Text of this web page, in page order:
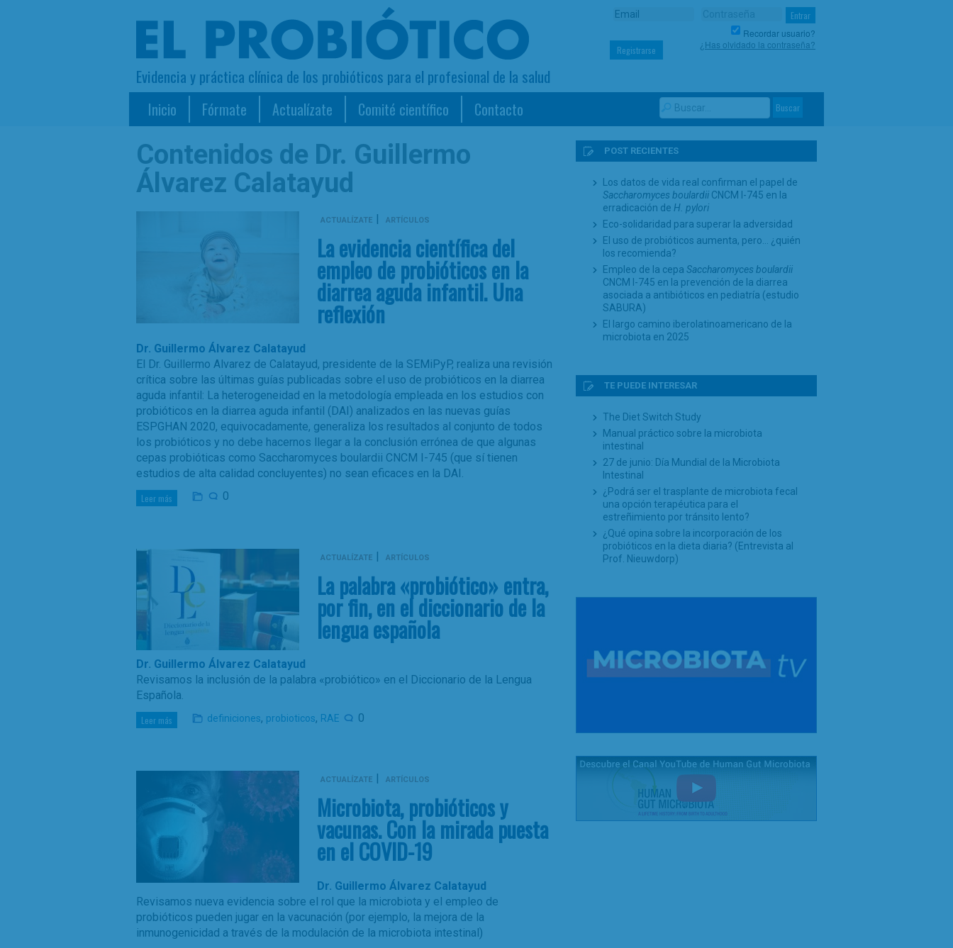
Evidencia y práctica clínica de los probióticos para el profesional de la salud
Recordar usuario?
Registrarse
¿Has olvidado la contraseña?
Inicio Fórmate Actualízate Comité científico Contacto
Contenidos de Dr. Guillermo
Álvarez Calatayud
ACTUALÍZATE | ARTÍCULOS
La evidencia científica del
empleo de probióticos en la
diarrea aguda infantil. Una
reflexión
Dr. Guillermo Álvarez Calatayud
El Dr. Guillermo Alvarez de Calatayud, presidente de la SEMiPyP, realiza una revisión
crítica sobre las últimas guías publicadas sobre el uso de probióticos en la diarrea
aguda infantil: La heterogeneidad en la metodología empleada en los estudios con
probióticos en la diarrea aguda infantil (DAI) analizados en las nuevas guías
ESPGHAN 2020, equivocadamente, generaliza los resultados al conjunto de todos
los probióticos y no debe hacernos llegar a la conclusión errónea de que algunas
cepas probióticas como Saccharomyces boulardii CNCM I-745 (que sí tienen
estudios de alta calidad concluyentes) no sean eficaces en la DAI.
Leer más 0
ACTUALÍZATE | ARTÍCULOS
La palabra «probiótico» entra,
por fin, en el diccionario de la
lengua española
Dr. Guillermo Álvarez Calatayud
Revisamos la inclusión de la palabra «probiótico» en el Diccionario de la Lengua
Española.
Leer más definiciones, probioticos, RAE 0
ACTUALÍZATE | ARTÍCULOS
Microbiota, probióticos y
vacunas. Con la mirada puesta
en el COVID-19
Dr. Guillermo Álvarez Calatayud
Revisamos nueva evidencia sobre el rol que la microbiota y el empleo de
probióticos pueden jugar en la vacunación (por ejemplo, la mejora de la
inmunogenicidad a través de la modulación de la microbiota intestinal)
POST RECIENTES
Los datos de vida real confirman el papel de
Saccharomyces boulardii CNCM I-745 en la
erradicación de H. pylori
Eco-solidaridad para superar la adversidad
El uso de probióticos aumenta, pero… ¿quién
los recomienda?
Empleo de la cepa Saccharomyces boulardii
CNCM I-745 en la prevención de la diarrea
asociada a antibióticos en pediatría (estudio
SABURA)
El largo camino iberolatinoamericano de la
microbiota en 2025
TE PUEDE INTERESAR
The Diet Switch Study
Manual práctico sobre la microbiota
intestinal
27 de junio: Día Mundial de la Microbiota
Intestinal
¿Podrá ser el trasplante de microbiota fecal
una opción terapéutica para el
estreñimiento por tránsito lento?
¿Qué opina sobre la incorporación de los
probióticos en la dieta diaria? (Entrevista al
Prof. Nieuwdorp)